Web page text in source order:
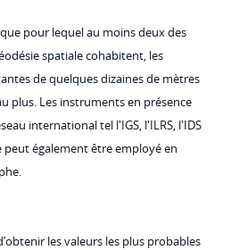
pour lequel au moins deux des
spatiale cohabitent, les
de quelques dizaines de mètres
plus. Les instruments en présence
international tel l'IGS, l'ILRS, l'IDS
peut également être employé en
les valeurs les plus probables